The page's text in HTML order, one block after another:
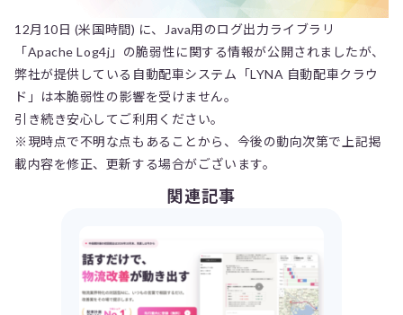
12月10日 (米国時間) に、Java用のログ出力ライブラリ
「Apache Log4j」の脆弱性に関する情報が公開されましたが、
弊社が提供している自動配車システム「LYNA 自動配車クラウ
ド」は本脆弱性の影響を受けません。
引き続き安心してご利用ください。
※現時点で不明な点もあることから、今後の動向次第で上記掲
載内容を修正、更新する場合がございます。
関連記事